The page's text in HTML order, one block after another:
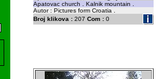
Apatovac church . Kalnik mountain .
Autor : Pictures form Croatia .
Broj klikova :207 Com :0